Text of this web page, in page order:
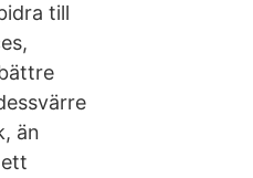
till
än